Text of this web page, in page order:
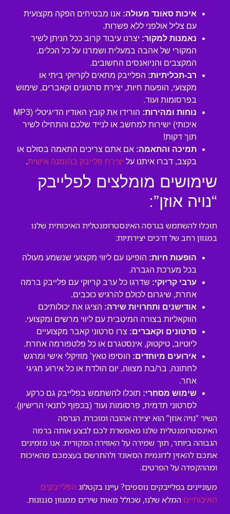
איכות סאונד מעולה: אנו מבטיחים הפקה מקצועית
עם צליל אולפני ללא פשרות.
נאמנות למקור: יצרנו עיבוד קרוב ככל הניתן לשיר
המקורי של אהבה במעלית ושמרנו על כל הכלים,
המקצבים והניואנסים החשובים.
רב-תכליתיות: הפלייבק מתאים לקריוקי ביתי או
מקצועי, הופעות חיות, יצירת סרטונים וקאברים, שימוש
בפרסומות ועוד.
נוחות ומהירות:
הורידו את קובץ האודיו הדיגיטלי (MP3
איכותי) ישירות למחשב או לנייד שלכם והתחילו לשיר
תוך דקות!
תמיכה והתאמה: אם אתם צריכים התאמה בסולם או
בקצב, דברו איתנו על יצירת פלייבק בהזמנה אישית.
שימושים מומלצים לפלייבק
“נויה אוזן”:
תוכלו להשתמש בגרסה האינסטרומנטלית האיכותית שלנו
במגוון רחב של דרכים יצירתיות:
הופעות חיות: הופיעו עם ליווי מקצועי שנשמע מעולה
בכל מערכת הגברה.
ערבי קריוקי: שדרגו כל ערב קריוקי עם פלייבק ברמה
אחרת, שיגרום לכולם להרגיש כוכבים.
אודישנים ותחרויות שירה: הציגו את יכולותיכם
הווקאליות בצורה המיטבית עם ליווי מרשים ומקצועי.
סרטונים וקאברים: צרו סרטוני קאבר מקצועיים
ליוטיוב, טיקטוק, אינסטגרם או כל פלטפורמה אחרת.
אירועים מיוחדים: הוסיפו טאץ’ מוזיקלי אישי ומרגש
לחתונה, בר/בת מצווה, יום הולדת או כל אירוע חגיגי
אחר.
שימוש מסחרי: תוכלו להשתמש בפלייבק גם כרקע
לסרטוני תדמית, פרסומות ועוד (בכפוף לתנאי הרישיון).
השיר “נויה אוזן” הוא יצירה אהובה ומוכרת. הגרסה
האינסטרומנטלית שלנו מאפשרת לכם לבצע אותה ברמה
הגבוהה ביותר, תוך שמירה על האווירה המקורית. אנו מזמינים
אתכם להאזין לדוגמית הסאונד ולהתרשם בעצמכם מהאיכות
ומההקפדה על הפרטים.
מעוניינים בפלייבקים נוספים? עיינו בקטלוג הפלייבקים
האיכותיים המלא שלנו, שכולל מאות שירים ממגוון סגנונות.